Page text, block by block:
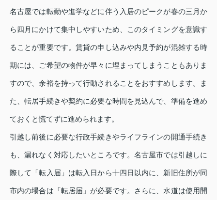
名古屋では転勤や進学などに伴う入居のピークが春の三月か
ら四月にかけて集中しやすいため、このタイミングを意識す
ることが重要です。賃貸の申し込みや内見予約が混雑する時
期には、ご希望の物件が早々に埋まってしまうこともありま
すので、余裕を持って行動されることをおすすめします。ま
た、転居手続きや契約に必要な時間を見込んで、準備を進め
ておくと慌てずに進められます。
引越し前後に必要な行政手続きやライフラインの開通手続き
も、漏れなく対応したいところです。名古屋市では引越しに
際して「転入届」は転入日から十四日以内に、新旧住所が同
市内の場合は「転居届」が必要です。さらに、水道は使用開